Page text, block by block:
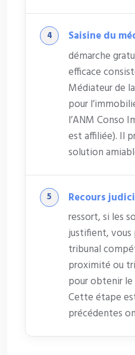
Saisine du
démarche
efficace
Médiateur de
pour
l’ANM Conso
est affiliée). Il
solution
Recours
ressort, si les
justifient, vous
tribunal
proximité ou
pour obtenir
Cette étape
précédentes